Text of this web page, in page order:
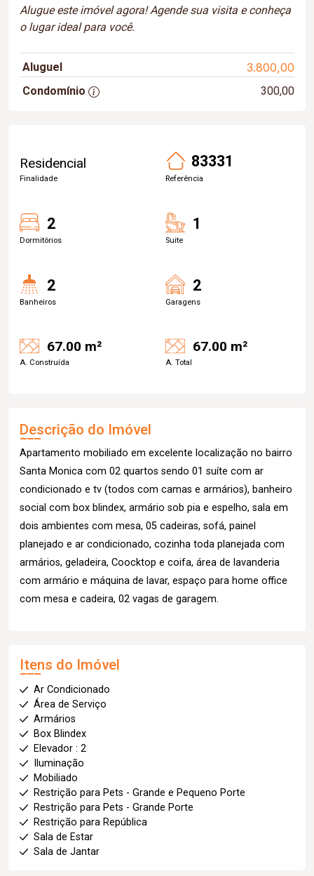
Alugue este imóvel agora! Agende sua visita e conheça
o lugar ideal para você.
Aluguel 3.800,00
Condomínio 300,00
Residencial
Finalidade
83331
Referência
2
Dormitórios
1
Suite
2
Banheiros
2
Garagens
67.00 m²
A. Construída
67.00 m²
A. Total
Descrição do Imóvel
Apartamento mobiliado em excelente localização no bairro
Santa Monica com 02 quartos sendo 01 suíte com ar
condicionado e tv (todos com camas e armários), banheiro
social com box blindex, armário sob pia e espelho, sala em
dois ambientes com mesa, 05 cadeiras, sofá, painel
planejado e ar condicionado, cozinha toda planejada com
armários, geladeira, Coocktop e coifa, área de lavanderia
com armário e máquina de lavar, espaço para home office
com mesa e cadeira, 02 vagas de garagem.
Itens do Imóvel
Ar Condicionado
Área de Serviço
Armários
Box Blindex
Elevador : 2
Iluminação
Mobiliado
Restrição para Pets - Grande e Pequeno Porte
Restrição para Pets - Grande Porte
Restrição para República
Sala de Estar
Sala de Jantar